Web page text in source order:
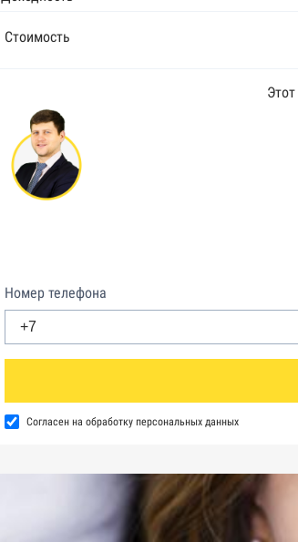
Стоимость
Номер телефона
Согласен на обработку персональных данных